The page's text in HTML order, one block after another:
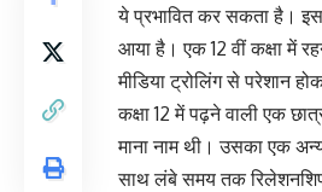
ये प्रभावित कर सकता है।
आया है। एक 12 वीं कक्षा में
मीडिया ट्रोलिंग से परेशान
कक्षा 12 में पढ़ने वाली एक
माना नाम थी। उसका एक
साथ लंबे समय तक